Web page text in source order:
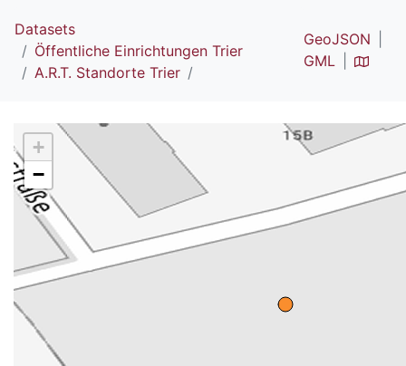
Datasets
Öffentliche Einrichtungen Trier
A.R.T. Standorte Trier
GeoJSON
GML
+
−